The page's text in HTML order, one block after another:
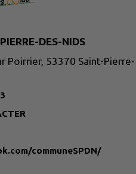
DES-NIDS
Poirrier, 53370 Saint-Pierre-
communeSPDN/